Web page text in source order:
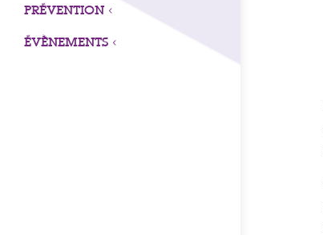
PRÉVENTION3
ÉVÈNEMENTS 3